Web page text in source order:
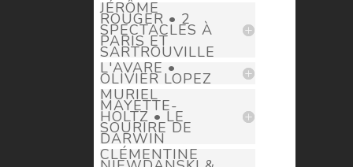
JÉRÔME
ROUGER • 2
SPECTACLES À
PARIS ET
SARTROUVILLE
L'AVARE •
OLIVIER LOPEZ
MURIEL
MAYETTE-
HOLTZ • LE
SOURIRE DE
DARWIN
CLÉMENTINE